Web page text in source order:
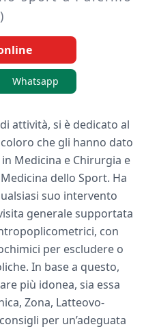
Whatsapp
attività, si è dedicato al
che gli hanno dato
Medicina e Chirurgia e
dello Sport. Ha
suo intervento
generale supportata
con
per escludere o
In base a questo,
più idonea, sia essa
Zona, Latteovo-
per un’adeguata